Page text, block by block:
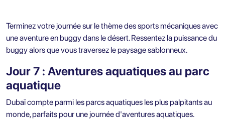
Terminez votre journée sur le thème des sports mécaniques avec
une aventure en buggy dans le désert. Ressentez la puissance du
buggy alors que vous traversez le paysage sablonneux.
Jour 7 : Aventures aquatiques au parc
aquatique
Dubaï compte parmi les parcs aquatiques les plus palpitants au
monde, parfaits pour une journée d'aventures aquatiques.